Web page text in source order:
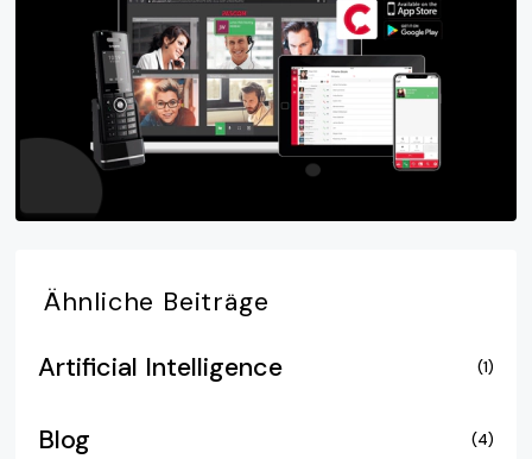
Ähnliche Beiträge
Artificial Intelligence
(1)
Blog (4)